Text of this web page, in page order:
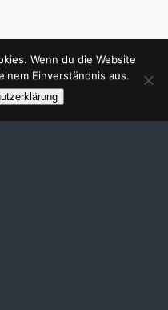
Wenn du die Website
Einverständnis aus.